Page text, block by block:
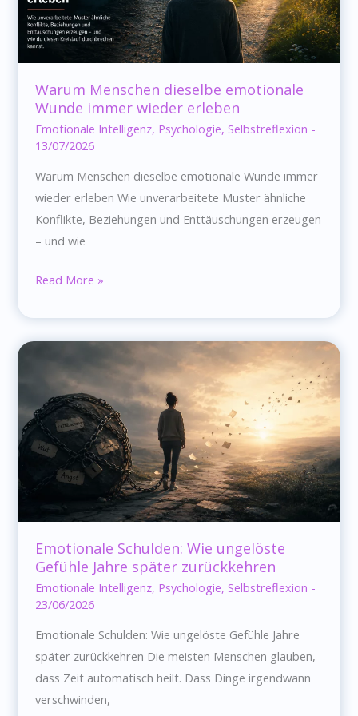
Warum Menschen dieselbe emotionale
Wunde immer wieder erleben
Emotionale Intelligenz, Psychologie,Selbstreflexion -
13/07/2026
Warum Menschen dieselbe emotionale Wunde immer
wieder erleben Wie unverarbeitete Muster ähnliche
Konflikte, Beziehungen und Enttäuschungen erzeugen
– und wie
Warum
dieselbe
emotionale
wieder
erleben
Read More »
Emotionale Schulden: Wie ungelöste
Gefühle Jahre später zurückkehren
Emotionale Intelligenz, Psychologie,Selbstreflexion -
23/06/2026
Emotionale Schulden: Wie ungelöste Gefühle Jahre
später zurückkehren Die meisten Menschen glauben,
dass Zeit automatisch heilt. Dass Dinge irgendwann
verschwinden,